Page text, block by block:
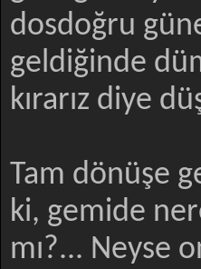
dosdoğru
geldiğinde
kırarız diye
Tam dönüşe
ki, gemide
mı?... Neyse